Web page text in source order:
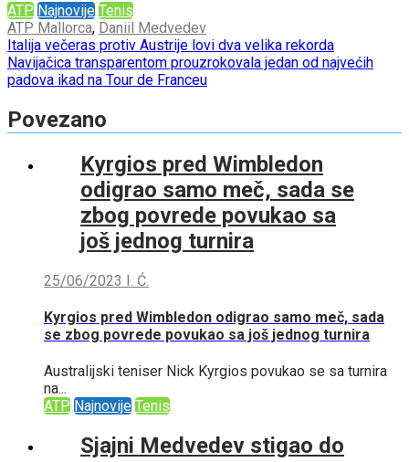
ATP Najnovije Tenis
ATP Mallorca, Daniil Medvedev
Post
navigation
Italija večeras protiv Austrije lovi dva velika rekorda
Navijačica transparentom prouzrokovala jedan od najvećih
padova ikad na Tour de Franceu
Povezano
Kyrgios pred Wimbledon
odigrao samo meč, sada se
zbog povrede povukao sa
još jednog turnira
25/06/2023 I. Ć.
Kyrgios pred Wimbledon odigrao samo meč, sada
se zbog povrede povukao sa još jednog turnira
Australijski teniser Nick Kyrgios povukao se sa turnira
na...
ATP Najnovije Tenis
Sjajni Medvedev stigao do